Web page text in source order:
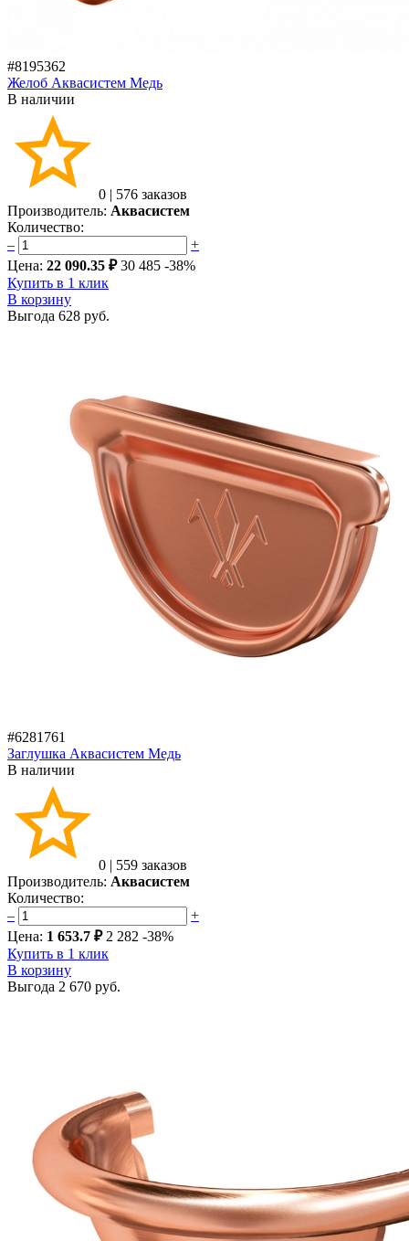
#8195362
Желоб Аквасистем Медь
В наличии
0 | 576 заказов
Производитель: Аквасистем
Количество:
–
+
Цена: 22 090.35 ₽ 30 485 -38%
Купить в 1 клик
В корзину
Выгода 628 руб.
#6281761
Заглушка Аквасистем Медь
В наличии
0 | 559 заказов
Производитель: Аквасистем
Количество:
–
+
Цена: 1 653.7 ₽ 2 282 -38%
Купить в 1 клик
В корзину
Выгода 2 670 руб.